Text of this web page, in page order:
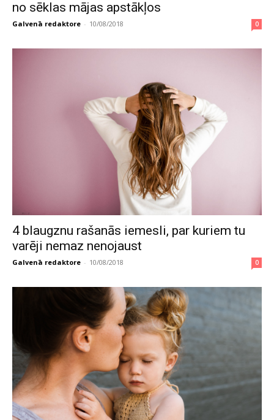
no sēklas mājas apstākļos
Galvenā redaktore - 10/08/2018 0
4 blaugznu rašanās iemesli, par kuriem tu
varēji nemaz nenojaust
Galvenā redaktore - 10/08/2018 0